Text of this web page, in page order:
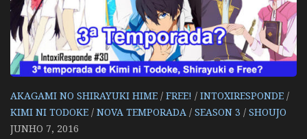
AKAGAMI NO SHIRAYUKI HIME / FREE! / INTOXIRESPONDE /
KIMI NI TODOKE / NOVA TEMPORADA / SEASON 3 / SHOUJO
JUNHO 7, 2016